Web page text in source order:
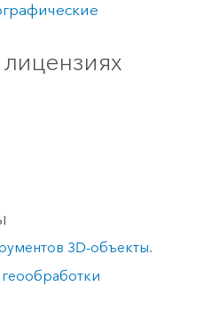
3D-объекты.